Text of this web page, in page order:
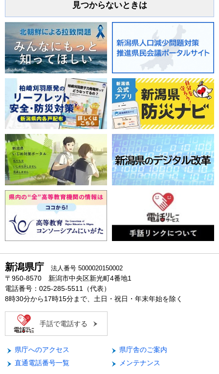
見つからないときは
新潟県庁 法人番号 5000020150002
〒950-8570 新潟市中央区新光町4番地1
電話番号：025-285-5511（代表）
8時30分から17時15分まで、土日・祝日・年末年始を除く
手話で電話する
県庁へのアクセス
県庁舎のご案内
直通電話番号一覧
メンテナンス